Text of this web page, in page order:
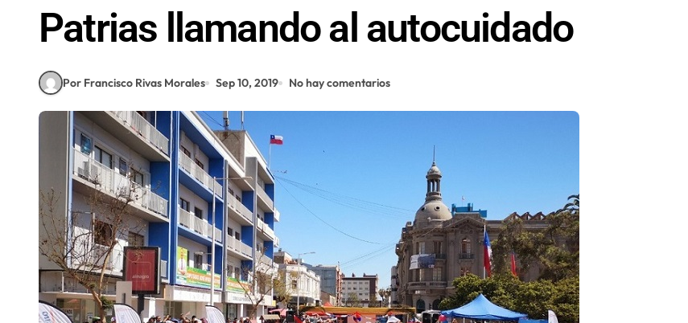
Patrias llamando al autocuidado
Por Francisco Rivas Morales Sep 10, 2019 No hay comentarios